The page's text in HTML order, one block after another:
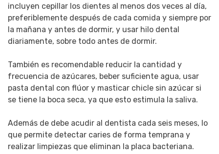
incluyen cepillar los dientes al menos dos veces al día,
preferiblemente después de cada comida y siempre por
la mañana y antes de dormir, y usar hilo dental
diariamente, sobre todo antes de dormir.
También es recomendable reducir la cantidad y
frecuencia de azúcares, beber suficiente agua, usar
pasta dental con flúor y masticar chicle sin azúcar si
se tiene la boca seca, ya que esto estimula la saliva.
Además de debe acudir al dentista cada seis meses, lo
que permite detectar caries de forma temprana y
realizar limpiezas que eliminan la placa bacteriana.